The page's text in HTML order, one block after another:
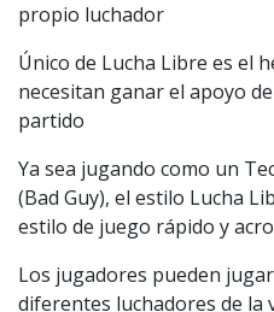
propio luchador
Único de Lucha Libre es el
necesitan ganar el apoyo
partido
Ya sea jugando como un
(Bad Guy), el estilo Lucha
estilo de juego rápido y
Los jugadores pueden
diferentes luchadores de la